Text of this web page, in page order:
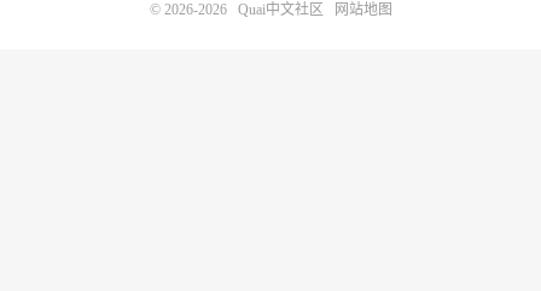
© 2026-2026 Quai中文社区 网站地图